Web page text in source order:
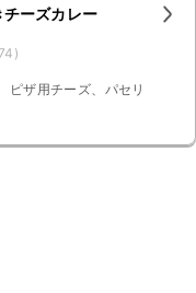
チーズカレー
74 )
ピザ用チーズ、パセリ